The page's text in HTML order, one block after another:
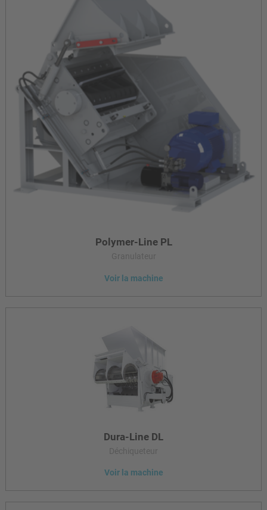
Polymer-Line PL
Granulateur
Voir la machine
Dura-Line DL
Déchiqueteur
Voir la machine